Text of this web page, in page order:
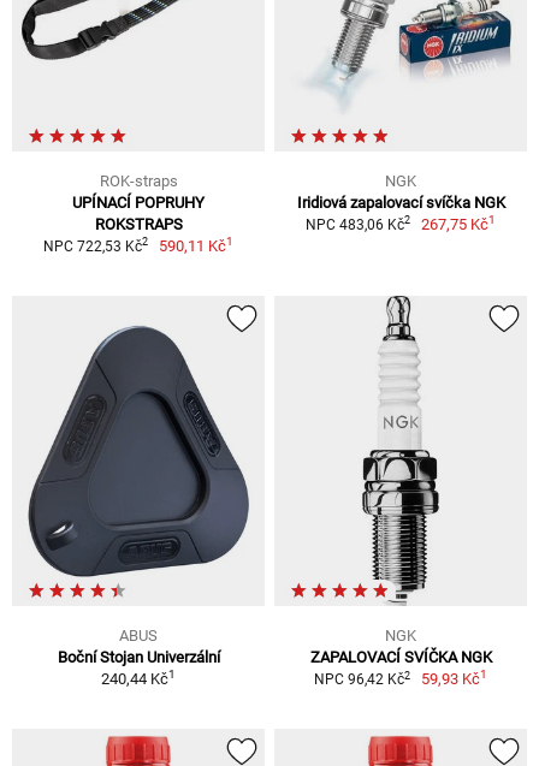
ROK-straps
UPÍNACÍ POPRUHY
ROKSTRAPS
NPC 722,53 Kč2 590,11 Kč1
NGK
Iridiová zapalovací svíčka NGK
NPC 483,06 Kč2 267,75 Kč1
ABUS
Boční Stojan Univerzální
240,44 Kč1
NGK
ZAPALOVACÍ SVÍČKA NGK
NPC 96,42 Kč2 59,93 Kč1